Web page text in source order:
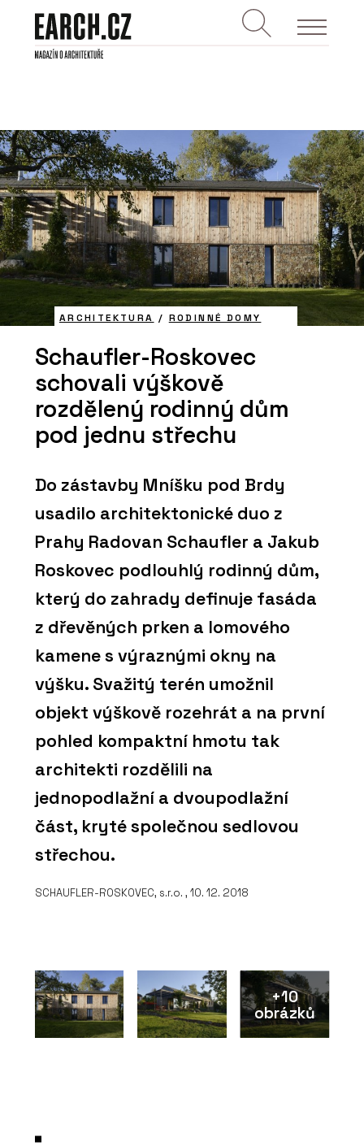
ARCHITEKTURA / RODINNÉ DOMY
Schaufler-Roskovec
schovali výškově
rozdělený rodinný dům
pod jednu střechu
Do zástavby Mníšku pod Brdy
usadilo architektonické duo z
Prahy Radovan Schaufler a Jakub
Roskovec podlouhlý rodinný dům,
který do zahrady definuje fasáda
z dřevěných prken a lomového
kamene s výraznými okny na
výšku. Svažitý terén umožnil
objekt výškově rozehrát a na první
pohled kompaktní hmotu tak
architekti rozdělili na
jednopodlažní a dvoupodlažní
část, kryté společnou sedlovou
střechou.
SCHAUFLER-ROSKOVEC, s.r.o. , 10. 12. 2018
+10
obrázků